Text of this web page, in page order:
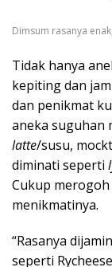
Dimsum rasanya
Tidak hanya
kepiting dan
dan penikmat
aneka suguhan
latte/susu,
diminati seperti
Cukup
menikmatinya.
“Rasanya
seperti